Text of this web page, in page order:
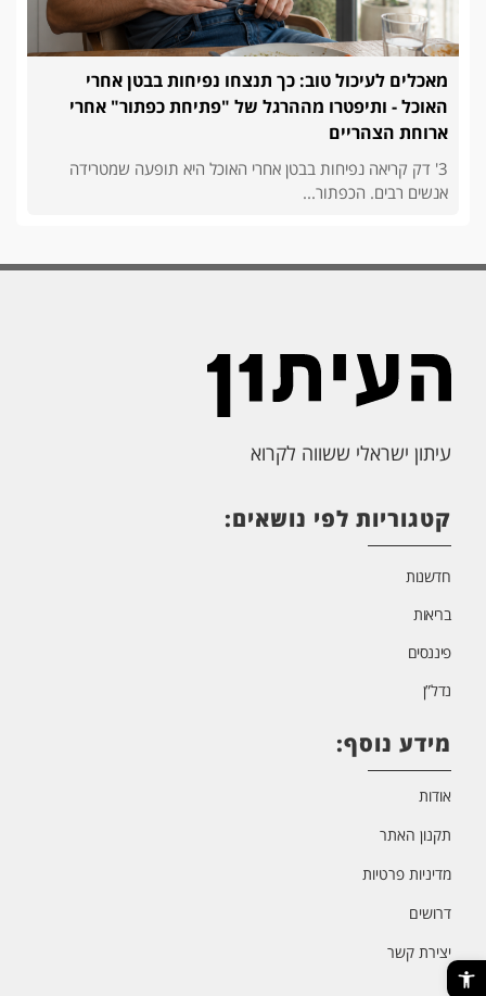
פתח סרגל נגישות
מאכלים לעיכול טוב: כך תנצחו נפיחות בבטן אחרי
האוכל - ותיפטרו מההרגל של "פתיחת כפתור" אחרי
ארוחת הצהריים
3' דק קריאה נפיחות בבטן אחרי האוכל היא תופעה שמטרידה
אנשים רבים. הכפתור...
עיתון ישראלי ששווה לקרוא
קטגוריות לפי נושאים:
חדשנות
בריאות
פיננסים
נדל”ן
מידע נוסף:
אודות
תקנון האתר
מדיניות פרטיות
דרושים
יצירת קשר